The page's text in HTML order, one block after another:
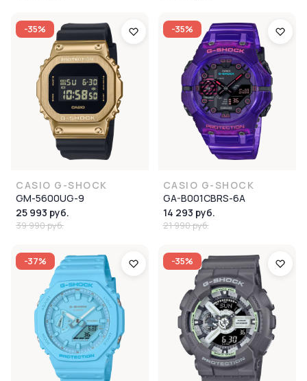
-35%
CASIO G-SHOCK
GM-5600UG-9
25 993 руб.
39 990 руб.
-35%
CASIO G-SHOCK
GA-B001CBRS-6A
14 293 руб.
21 990 руб.
-37% -35%